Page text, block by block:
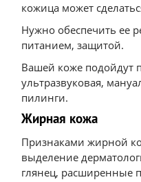
кожица может
Нужно обеспечить ее
питанием, защитой.
Вашей коже подойдут
ультразвуковая,
пилинги.
Жирная кожа
Признаками жирной
выделение
глянец, расширенные